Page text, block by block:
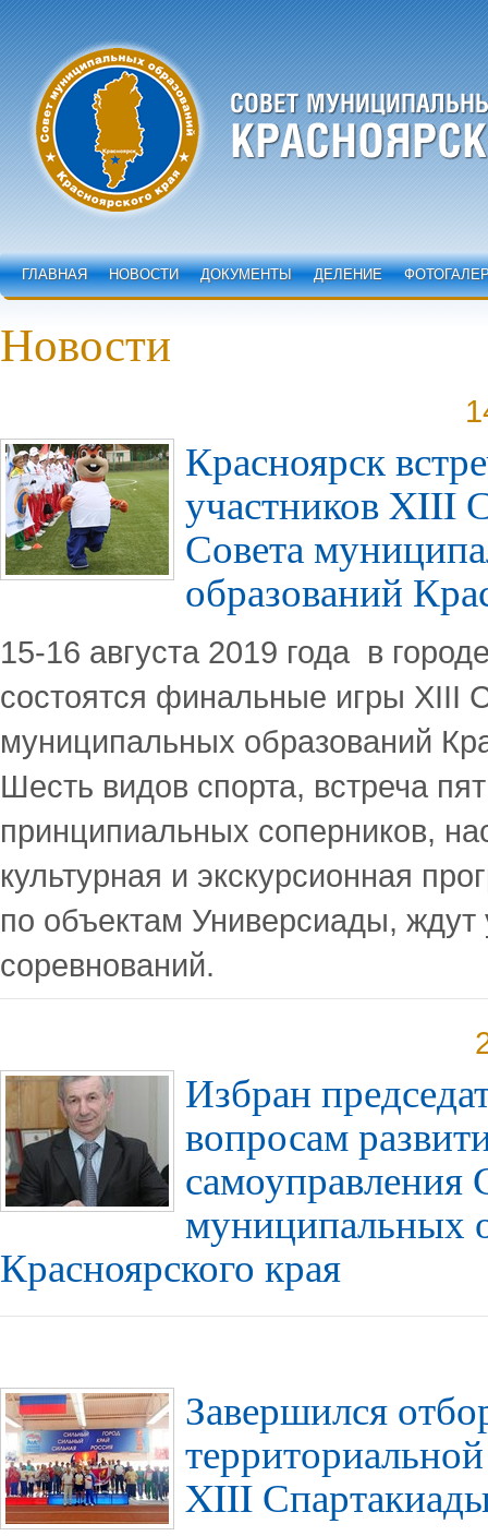
ГЛАВНАЯ НОВОСТИ ДОКУМЕНТЫ ДЕЛЕНИЕ
Новости
Красноярск
участников XIII
Совета
образований
15-16 августа 2019 года в
состоятся финальные игры XIII
муниципальных образований
Шесть видов спорта, встреча
принципиальных соперников,
культурная и экскурсионная
по объектам Универсиады, ждут
соревнований.
Избран
вопросам
самоуправления
муниципальных
Красноярского края
Завершился
XIII